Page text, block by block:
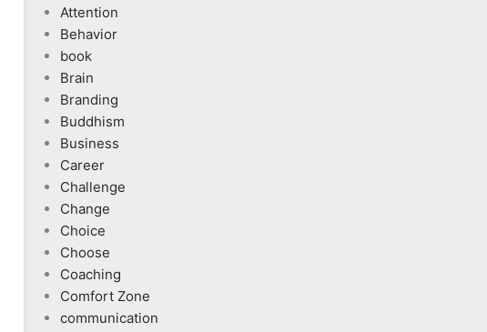
Attention
Behavior
book
Brain
Branding
Buddhism
Business
Career
Challenge
Change
Choice
Choose
Coaching
Comfort Zone
communication